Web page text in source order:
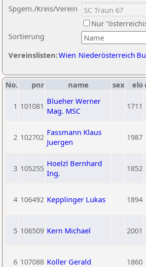
Sortierung
Spgem./Kreis/Verein
Nur
Vereinslisten:Wien Niederösterreich
No. pnr name sex elo
1 101081 Blueher Werner
Mag. MSC
1711
2 102702 Fassmann Klaus
Juergen
1987
3 105255 Hoelzl Bernhard
Ing.
1852
4 106492 Kepplinger Lukas 1894
5 106509 Kern Michael 2001
6 107088 Koller Gerald 1860